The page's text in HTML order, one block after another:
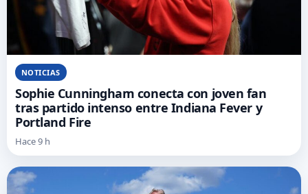
NOTICIAS
Sophie Cunningham conecta con joven fan
tras partido intenso entre Indiana Fever y
Portland Fire
Hace 9 h